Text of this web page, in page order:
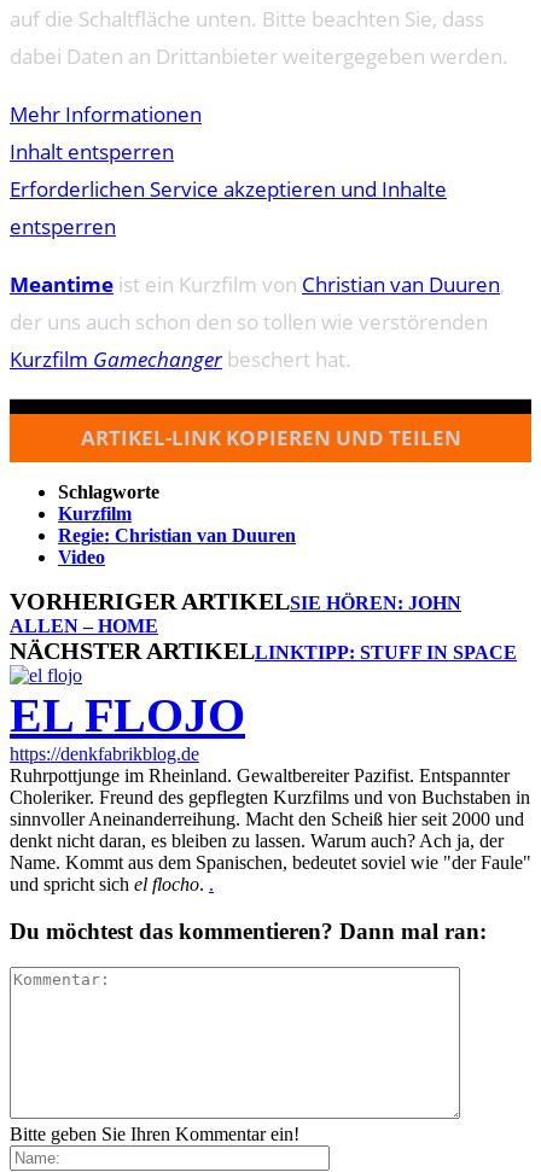
auf die Schaltfläche unten. Bitte beachten Sie, dass
dabei Daten an Drittanbieter weitergegeben werden.
Mehr Informationen
Inhalt entsperren
Erforderlichen Service akzeptieren und Inhalte
entsperren
Meantime ist ein Kurzfilm von Christian van Duuren,
der uns auch schon den so tollen wie verstörenden
Kurzfilm Gamechangerbeschert hat.
ARTIKEL-LINK KOPIEREN UND TEILEN
Schlagworte
Kurzfilm
Regie: Christian van Duuren
Video
VORHERIGER ARTIKELSIE HÖREN: JOHN
ALLEN – HOME
NÄCHSTER ARTIKELLINKTIPP: STUFF IN SPACE
EL FLOJO
https://denkfabrikblog.de
Ruhrpottjunge im Rheinland. Gewaltbereiter Pazifist. Entspannter
Choleriker. Freund des gepflegten Kurzfilms und von Buchstaben in
sinnvoller Aneinanderreihung. Macht den Scheiß hier seit 2000 und
denkt nicht daran, es bleiben zu lassen. Warum auch? Ach ja, der
Name. Kommt aus dem Spanischen, bedeutet soviel wie "der Faule"
und spricht sich el flocho. .
Du möchtest das kommentieren? Dann mal ran:
Bitte geben Sie Ihren Kommentar ein!